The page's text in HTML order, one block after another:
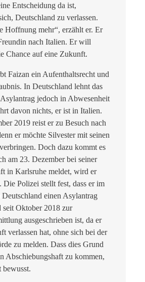
Entscheidung da ist,
Deutschland zu verlassen.
Hoffnung mehr“, erzählt er. Er
nach Italien. Er will
Chance auf eine Zukunft.
Faizan ein Aufenthaltsrecht und
In Deutschland lehnt das
jedoch in Abwesenheit
davon nichts, er ist in Italien.
2019 reist er zu Besuch nach
er möchte Silvester mit seinen
Doch dazu kommt es
am 23. Dezember bei seiner
in Karlsruhe meldet, wird er
Die Polizei stellt fest, dass er im
einen Asylantrag
seit Oktober 2018 zur
ausgeschrieben ist, da er
verlassen hat, ohne sich bei der
zu melden. Dass dies Grund
Abschiebungshaft zu kommen,
bewusst.